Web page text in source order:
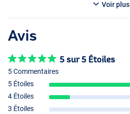
Voir plus
Avis
5 sur 5 Étoiles
5 Commentaires
5 Étoiles
4 Étoiles
3 Étoiles